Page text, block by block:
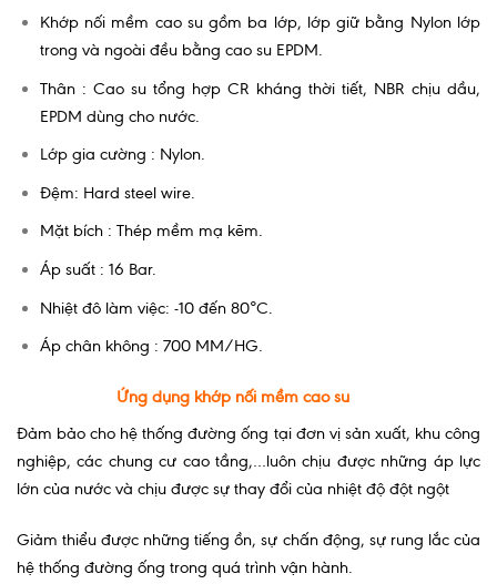
Khớp nối mềm cao su gồm ba lớp, lớp giữ bằng Nylon lớp
trong và ngoài đều bằng cao su EPDM.
Thân : Cao su tổng hợp CR kháng thời tiết, NBR chịu dầu,
EPDM dùng cho nước.
Lớp gia cường : Nylon.
Đệm: Hard steel wire.
Mặt bích : Thép mềm mạ kẽm.
Áp suất : 16 Bar.
Nhiệt đô làm việc: -10 đến 80°C.
Áp chân không : 700 MM/HG.
Ứng dụng khớp nối mềm cao su
Đảm bảo cho hệ thống đường ống tại đơn vị sản xuất, khu công
nghiệp, các chung cư cao tầng,…luôn chịu được những áp lực
lớn của nước và chịu được sự thay đổi của nhiệt độ đột ngột
Giảm thiểu được những tiếng ồn, sự chấn động, sự rung lắc của
hệ thống đường ống trong quá trình vận hành.